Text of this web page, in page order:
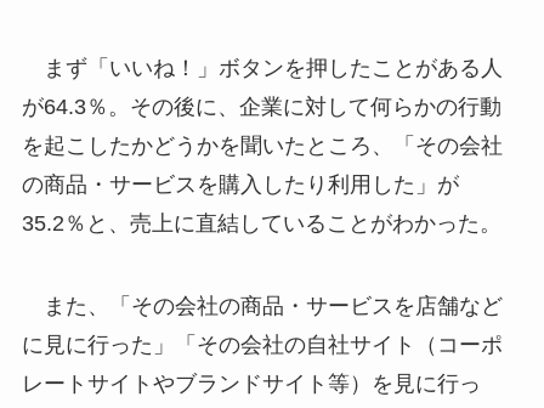
まず「いいね！」ボタンを押したことがある人
が64.3％。その後に、企業に対して何らかの行動
を起こしたかどうかを聞いたところ、「その会社
の商品・サービスを購入したり利用した」が
35.2％と、売上に直結していることがわかった。
また、「その会社の商品・サービスを店舗など
に見に行った」「その会社の自社サイト（コーポ
レートサイトやブランドサイト等）を見に行っ